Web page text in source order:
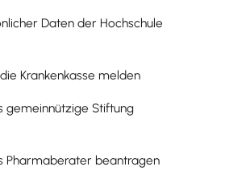
Daten der Hochschule
Krankenkasse melden
gemeinnützige Stiftung
Pharmaberater beantragen